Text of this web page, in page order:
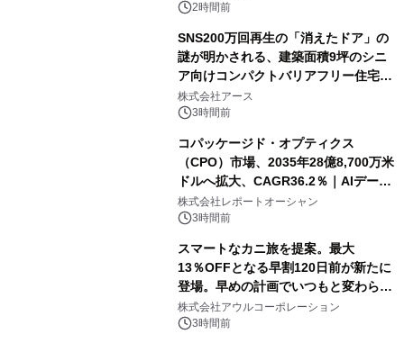
2時間前
SNS200万回再生の「消えたドア」の
謎が明かされる、建築面積9坪のシニ
ア向けコンパクトバリアフリー住宅が
誕生
株式会社アース
3時間前
コパッケージド・オプティクス
（CPO）市場、2035年28億8,700万米
ドルへ拡大、CAGR36.2％｜AIデータ
センター・高速光通信需要が成長を加
速
株式会社レポートオーシャン
3時間前
スマートなカニ旅を提案。最大
13％OFFとなる早割120日前が新たに
登場。早めの計画でいつもと変わらぬ
大人の冬旅を。ー夕日ヶ浦温泉「佳松
苑 別邸ふうか」ー
株式会社アウルコーポレーション
3時間前